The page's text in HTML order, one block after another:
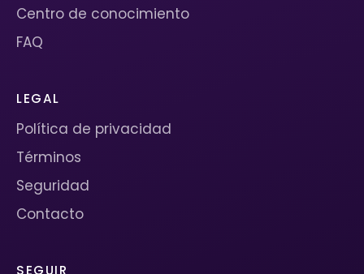
Centro de conocimiento
FAQ
LEGAL
Política de privacidad
Términos
Seguridad
Contacto